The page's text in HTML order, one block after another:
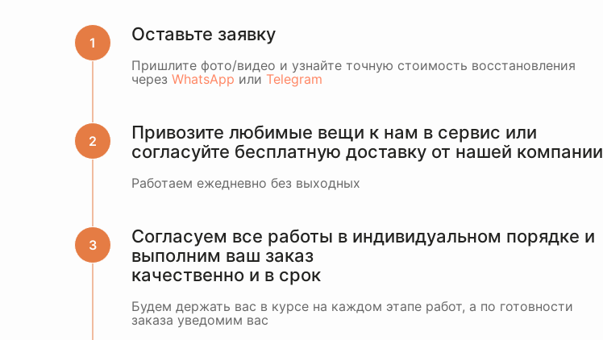
Оставьте заявку
Пришлите фото/видео и узнайте точную стоимость восстановления
через WhatsApp или Telegram
Привозите любимые вещи к нам в сервис или
согласуйте бесплатную доставку от нашей компании
Работаем ежедневно без выходных
Согласуем все работы в индивидуальном порядке и
выполним ваш заказ
качественно и в срок
Будем держать вас в курсе на каждом этапе работ, а по готовности
заказа уведомим вас